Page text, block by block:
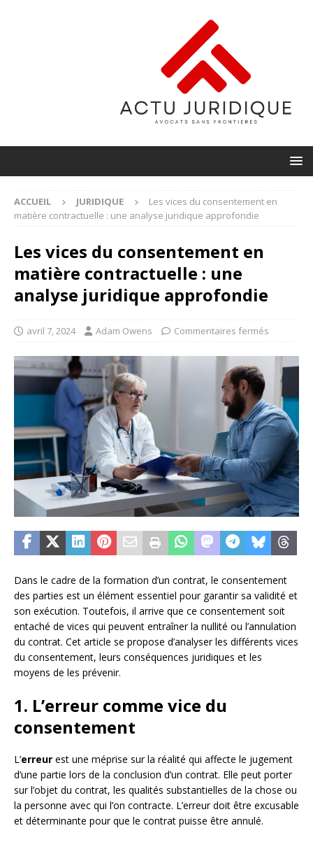
ACCUEIL JURIDIQUE
Les vices du consentement en
matière contractuelle : une analyse juridique approfondie
Les vices du consentement en
matière contractuelle : une
analyse juridique approfondie
avril 7, 2024 Adam Owens Commentaires fermés
Dans le cadre de la formation d’un contrat, le consentement
des parties est un élément essentiel pour garantir sa validité et
son exécution. Toutefois, il arrive que ce consentement soit
entaché de vices qui peuvent entraîner la nullité ou l’annulation
du contrat. Cet article se propose d’analyser les différents vices
du consentement, leurs conséquences juridiques et les
moyens de les prévenir.
1. L’erreur comme vice du
consentement
L’erreur est une méprise sur la réalité qui affecte le jugement
d’une partie lors de la conclusion d’un contrat. Elle peut porter
sur l’objet du contrat, les qualités substantielles de la chose ou
la personne avec qui l’on contracte. L’erreur doit être excusable
et déterminante pour que le contrat puisse être annulé.